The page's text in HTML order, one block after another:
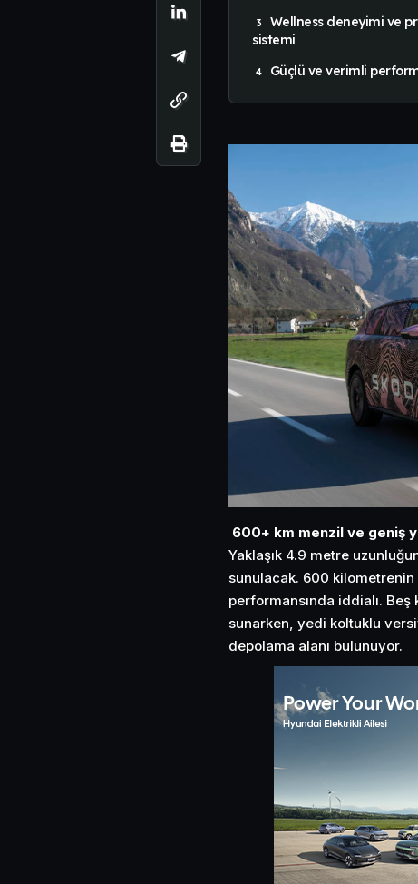
Wellness deneyimi ve
sistemi
Güçlü ve verimli
600+ km menzil ve geniş
Yaklaşık 4.9 metre
sunulacak. 600
performansında iddialı.
sunarken, yedi koltuklu
depolama alanı bulunuyor.